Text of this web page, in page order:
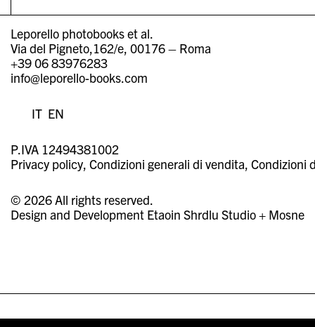
Leporello photobooks et al.
Via del Pigneto,162/e, 00176 – Roma
+39 06 83976283
info@leporello-books.com
IT EN
P.IVA 12494381002
Privacy policy Condizioni generali di vendita Condizioni
© 2026 All rights reserved.
Design and Development Etaoin Shrdlu Studio+ Mosne